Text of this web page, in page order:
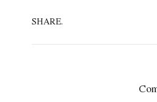
SHARE.